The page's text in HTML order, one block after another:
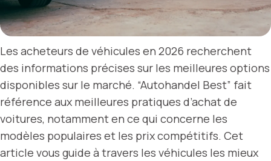
Les acheteurs de véhicules en 2026 recherchent
des informations précises sur les meilleures options
disponibles sur le marché. “Autohandel Best” fait
référence aux meilleures pratiques d’achat de
voitures, notamment en ce qui concerne les
modèles populaires et les prix compétitifs. Cet
article vous guide à travers les véhicules les mieux